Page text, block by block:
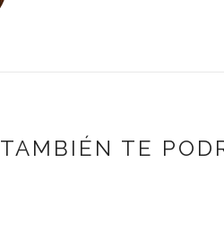
TAMBIÉN TE